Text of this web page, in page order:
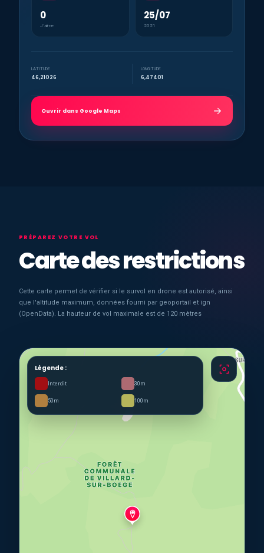
0
J’aime
25/07
2021
LATITUDE
46,21026
LONGITUDE
6,47401
Ouvrir dans Google Maps
PRÉPAREZ VOTRE VOL
Carte des restrictions
Cette carte permet de vérifier si le survol en drone est autorisé, ainsi
que l'altitude maximum, données fourni par geoportail et ign
(OpenData). La hauteur de vol maximale est de 120 mètres
Légende :
Interdit 30m
50m 100m